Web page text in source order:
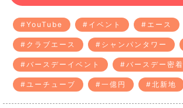
#YouTube #イベント #エース
#クラブエース #シャンパンタワー
#バースデーイベント #バースデー密着
#ユーチューブ #一億円 #北新地